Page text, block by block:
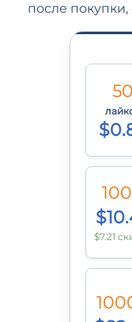
после
50
$7.21